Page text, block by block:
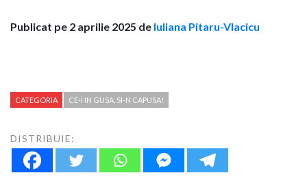
Publicat pe 2 aprilie 2025 de Iuliana Pitaru-Vlacicu
CATEGORIA CE-I IN GUSA, SI-N CAPUSA!
DISTRIBUIE: